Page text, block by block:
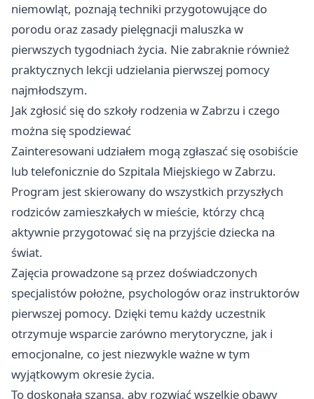
niemowląt, poznają techniki przygotowujące do
porodu oraz zasady pielęgnacji maluszka w
pierwszych tygodniach życia. Nie zabraknie również
praktycznych lekcji udzielania pierwszej pomocy
najmłodszym.
Jak zgłosić się do szkoły rodzenia w Zabrzu i czego
można się spodziewać
Zainteresowani udziałem mogą zgłaszać się osobiście
lub telefonicznie do Szpitala Miejskiego w Zabrzu.
Program jest skierowany do wszystkich przyszłych
rodziców zamieszkałych w mieście, którzy chcą
aktywnie przygotować się na przyjście dziecka na
świat.
Zajęcia prowadzone są przez doświadczonych
specjalistów położne, psychologów oraz instruktorów
pierwszej pomocy. Dzięki temu każdy uczestnik
otrzymuje wsparcie zarówno merytoryczne, jak i
emocjonalne, co jest niezwykle ważne w tym
wyjątkowym okresie życia.
To doskonała szansa, aby rozwiać wszelkie obawy